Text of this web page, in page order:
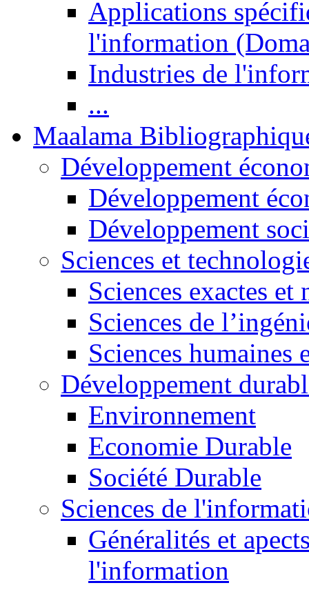
Applications
l'information
Industries de
...
Maalama
Développement
Développement
Développement
Sciences et
Sciences exactes et
Sciences de
Sciences humaines
Développement
Environnement
Economie Durable
Société Durable
Sciences de
Généralités et
l'information